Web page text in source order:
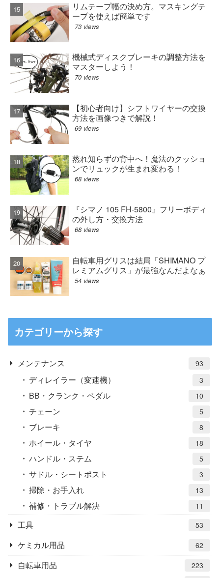
リムテープ幅の決め方。マスキングテ
ープを使えば簡単です
73 views
機械式ディスクブレーキの調整方法を
マスターしよう！
70 views
【初心者向け】シフトワイヤーの交換
方法を画像つきで解説！
69 views
蒸れ知らずの背中へ！魔法のクッショ
ンでリュックが生まれ変わる！
68 views
『シマノ 105 FH-5800』フリーボディ
の外し方・交換方法
68 views
自転車用グリスは結局「SHIMANO プ
レミアムグリス」が最強なんだよなぁ
54 views
カテゴリーから探す
メンテナンス 93
ディレイラー（変速機） 3
BB・クランク・ペダル 10
チェーン 5
ブレーキ 8
ホイール・タイヤ 18
ハンドル・ステム 5
サドル・シートポスト 3
掃除・お手入れ 13
補修・トラブル解決 11
工具 53
ケミカル用品 62
自転車用品 223